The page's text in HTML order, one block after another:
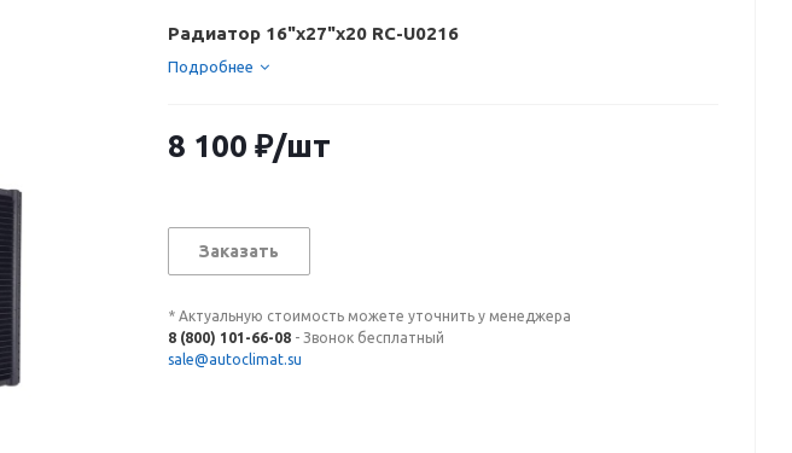
Радиатор 16"х27"х20 RC-U0216
Подробнее
8 100 ₽/шт
Заказать
* Актуальную стоимость можете уточнить у менеджера
8 (800) 101-66-08 - Звонок бесплатный
sale@autoclimat.su